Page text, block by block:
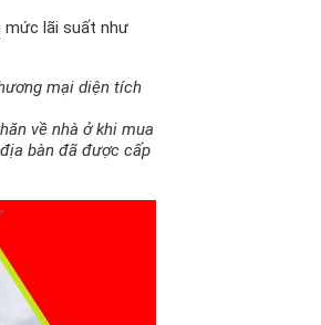
mức lãi suất như
mại diện tích
về nhà ở khi mua
bàn đã được cấp